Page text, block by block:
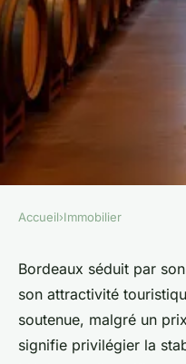
Bordeaux :
d'investir
france
Accueil›Immobilier
Bordeaux séduit par
son attractivité
soutenue, malgré un
signifie privilégier la